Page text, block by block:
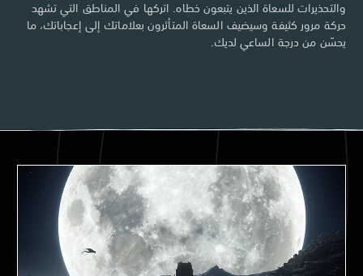
والتحذيرات للسعاة الذين يتبعون خطاه. اتركها في المناطق التي تشهد
حركة مرور كثيفة وسيضيف السعاة المتأثرون بعلاماتك إلى إعجاباتك، ما
يحسّن من درجة الساعي لديك.